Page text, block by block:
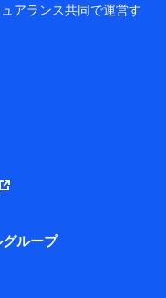
ルグループ
ィナンシャルグルー
けるユーザー登録受
ィナンシャルグルー
提供するため、また
またそれらに付帯、
コモ・フィナンシャ
スを案内、提供する
用履歴、ウェブサイ
容等のパーソナルデ
アランス共同で運営す
ループ